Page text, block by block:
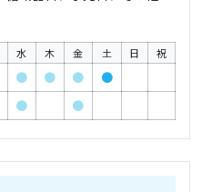
水 木 金 土 日 祝
● ● ●
●
● ●